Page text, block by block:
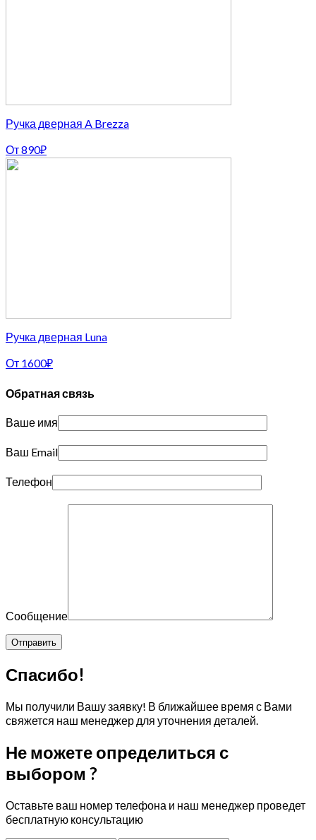
Ручка дверная A Brezza
От890₽
Ручка дверная Luna
От 1600₽
Обратная связь
Ваше имя
Ваш Email
Телефон
Сообщение
Спасибо!
Мы получили Вашу заявку! В ближайшее время с Вами
свяжется наш менеджер для уточнения деталей.
Не можете определиться с
выбором ?
Оставьте ваш номер телефона и наш менеджер проведет
бесплатную консультацию